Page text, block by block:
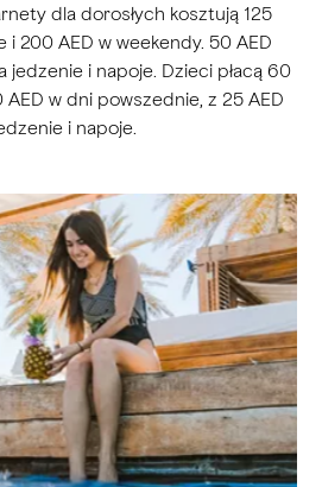
dla dorosłych kosztują 125
i 200 AED w weekendy. 50 AED
jedzenie i napoje. Dzieci płacą 60
AED w dni powszednie, z 25 AED
i napoje.